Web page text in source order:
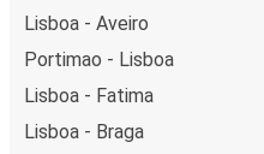
Lisboa - Aveiro
Portimao - Lisboa
Lisboa - Fatima
Lisboa - Braga